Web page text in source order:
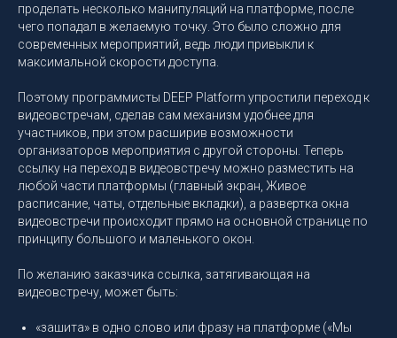
проделать несколько манипуляций на платформе, после
чего попадал в желаемую точку. Это было сложно для
современных мероприятий, ведь люди привыкли к
максимальной скорости доступа.
Поэтому программисты DEEP Platform упростили переход к
видеовстречам, сделав сам механизм удобнее для
участников, при этом расширив возможности
организаторов мероприятия с другой стороны. Теперь
ссылку на переход в видеовстречу можно разместить на
любой части платформы (главный экран, Живое
расписание, чаты, отдельные вкладки), а развертка окна
видеовстречи происходит прямо на основной странице по
принципу большого и маленького окон.
По желанию заказчика ссылка, затягивающая на
видеовстречу, может быть:
«зашита» в одно слово или фразу на платформе («Мы